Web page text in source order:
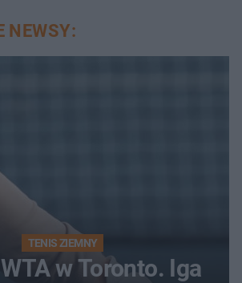
NEWSY:
TENIS ZIEMNY
w Toronto. Iga